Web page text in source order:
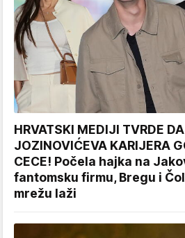
HRVATSKI MEDIJI TVRDE
JOZINOVIĆEVA KARIJERA
CECE! Počela hajka na
fantomsku firmu, Bregu i
mrežu laži